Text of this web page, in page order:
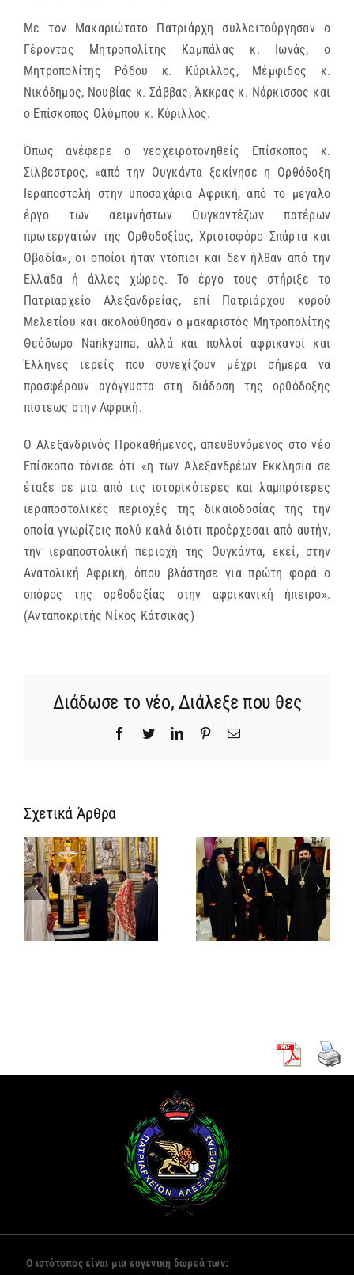
Με τον Μακαριώτατο Πατριάρχη συλλειτούργησαν ο
Γέροντας Μητροπολίτης Καμπάλας κ. Ιωνάς, ο
Μητροπολίτης Ρόδου κ. Κύριλλος, Μέμφιδος κ.
Νικόδημος, Νουβίας κ. Σάββας, Άκκρας κ. Νάρκισσος και
ο Επίσκοπος Ολύμπου κ. Κύριλλος.
Όπως ανέφερε ο νεοχειροτονηθείς Επίσκοπος κ.
Σίλβεστρος, «από την Ουγκάντα ξεκίνησε η Ορθόδοξη
Ιεραποστολή στην υποσαχάρια Αφρική, από το μεγάλο
έργο των αειμνήστων Ουγκαντέζων πατέρων
πρωτεργατών της Ορθοδοξίας, Χριστοφόρο Σπάρτα και
Οβαδία», οι οποίοι ήταν ντόπιοι και δεν ήλθαν από την
Ελλάδα ή άλλες χώρες. Το έργο τους στήριξε το
Πατριαρχείο Αλεξανδρείας, επί Πατριάρχου κυρού
Μελετίου και ακολούθησαν ο μακαριστός Μητροπολίτης
Θεόδωρο Nankyama, αλλά και πολλοί αφρικανοί και
Έλληνες ιερείς που συνεχίζουν μέχρι σήμερα να
προσφέρουν αγόγγυστα στη διάδοση της ορθόδοξης
πίστεως στην Αφρική.
Ο Αλεξανδρινός Προκαθήμενος, απευθυνόμενος στο νέο
Επίσκοπο τόνισε ότι «η των Αλεξανδρέων Εκκλησία σε
έταξε σε μια από τις ιστορικότερες και λαμπρότερες
ιεραποστολικές περιοχές της δικαιοδοσίας της την
οποία γνωρίζεις πολύ καλά διότι προέρχεσαι από αυτήν,
την ιεραποστολική περιοχή της Ουγκάντα, εκεί, στην
Ανατολική Αφρική, όπου βλάστησε για πρώτη φορά ο
σπόρος της ορθοδοξίας στην αφρικανική ήπειρο».
(Ανταποκριτής Νίκος Κάτσικας)
Διάδωσε το νέο, Διάλεξε που θες
Facebook
TwitterLinkedInPinterestEmail
Σχετικά ΆρθραΊδρυση
Γυναικείας
Ιεράς
Πατριαρχικής
Μονής και
μοναχική
και
Πατριαρχική
Τιμή στον
Γενικό
Ο ιστότοπος είναι μια ευγενική δωρεά των: